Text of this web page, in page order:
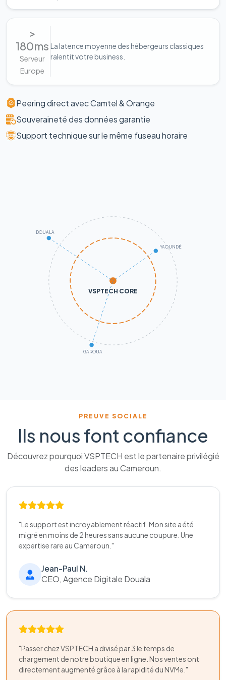
>
180ms
Serveur
Europe
La latence moyenne des hébergeurs classiques
ralentit votre business.
Peering direct avec Camtel & Orange
Souveraineté des données garantie
Support technique sur le même fuseau horaire
VSPTECH CORE
DOUALA
YAOUNDÉ
GAROUA
PREUVE SOCIALE
Ils nous font confiance
Découvrez pourquoi VSPTECH est le partenaire privilégié
des leaders au Cameroun.
"Le support est incroyablement réactif. Mon site a été
migré en moins de 2 heures sans aucune coupure. Une
expertise rare au Cameroun."
Jean-Paul N.
CEO, Agence Digitale Douala
"Passer chez VSPTECH a divisé par 3 le temps de
chargement de notre boutique en ligne. Nos ventes ont
directement augmenté grâce à la rapidité du NVMe."